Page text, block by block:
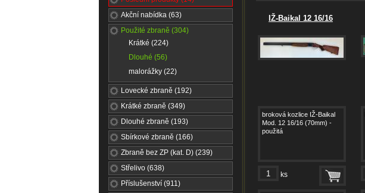
Akční nabídka (63)
Použité zbraně (304)
Krátké (224)
Dlouhé (56)
malorážky (22)
Lovecké zbraně (192)
Krátké zbraně (349)
Dlouhé zbraně (193)
Sbírkové zbraně (166)
Zbraně bez ZP (kat. D) (239)
Střelivo (638)
Příslušenství (911)
IŽ-Baikal 12 16/16
broková kozlice IŽ-Baikal
Mod. 12 16/16 (70mm) -
použitá
ks